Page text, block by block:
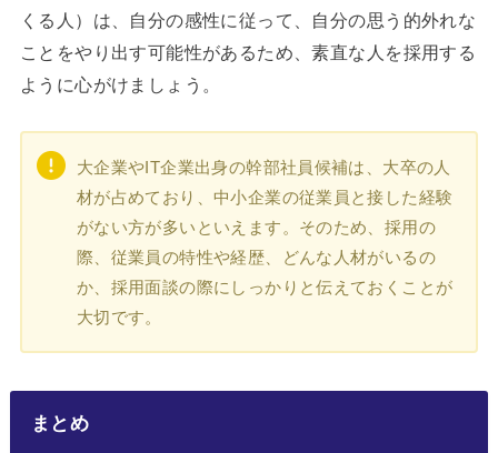
くる人）は、自分の感性に従って、自分の思う的外れな
ことをやり出す可能性があるため、素直な人を採用する
ように心がけましょう。
大企業やIT企業出身の幹部社員候補は、大卒の人
材が占めており、中小企業の従業員と接した経験
がない方が多いといえます。そのため、採用の
際、従業員の特性や経歴、どんな人材がいるの
か、採用面談の際にしっかりと伝えておくことが
大切です。
まとめ